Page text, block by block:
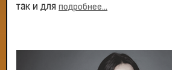
так и для подробнее...